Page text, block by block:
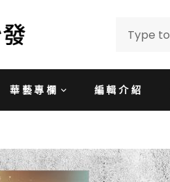
華藝專欄 編輯介紹